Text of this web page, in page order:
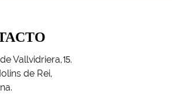
Vallvidriera,15.
de Rei,